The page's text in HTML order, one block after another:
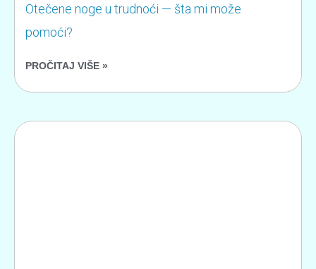
Otečene noge u trudnoći — šta mi može
pomoći?
PROČITAJ VIŠE »